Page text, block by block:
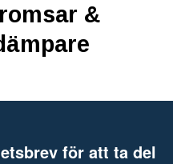
&
för att ta del